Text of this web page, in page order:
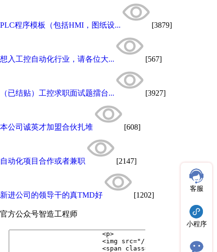
PLC程序模板（包括HMI，图纸设... [3879]
想入工控自动化行业，请各位大... [567]
（已结贴）工控求职面试题擂台... [3927]
本公司诚英才加盟合伙扎堆 [608]
自动化项目合作或者兼职 [2147]
新进公司的领导干的真TMD好 [1202]
官方公众号智造工程师
客服
小程序